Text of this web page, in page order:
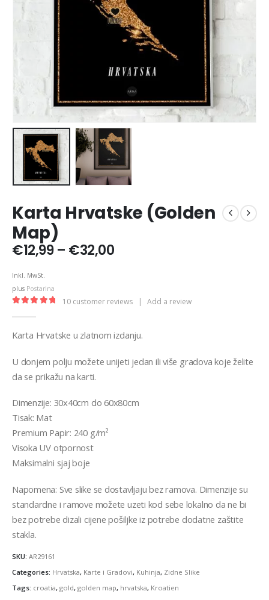
Karta Hrvatske (Golden
Map)
€12,99 – €32,00Price
€32,00
Inkl. MwSt.
plus Postarina
10 customer reviews | Add a review
Karta Hrvatske u zlatnom izdanju.
U donjem polju možete unijeti jedan ili više gradova koje želite
da se prikažu na karti.
Dimenzije: 30x40cm do 60x80cm
Tisak: Mat
Premium Papir: 240 g/m²
Visoka UV otpornost
Maksimalni sjaj boje
Napomena: Sve slike se dostavljaju bez ramova. Dimenzije su
standardne i ramove možete uzeti kod sebe lokalno da ne bi
bez potrebe dizali cijene pošiljke iz potrebe dodatne zaštite
stakla.
SKU: AR29161
Categories: Hrvatska, Karte i Gradovi, Kuhinja, Zidne Slike
Tags: croatia, gold, golden map, hrvatska, Kroatien